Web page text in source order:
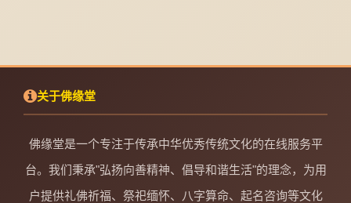
关于佛缘堂
佛缘堂是一个专注于传承中华优秀传统文化的在线服务平
台。我们秉承"弘扬向善精神、倡导和谐生活"的理念，为用
户提供礼佛祈福、祭祀缅怀、八字算命、起名咨询等文化